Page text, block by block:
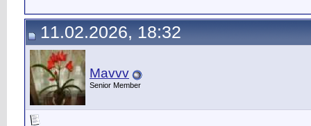
11.02.2026, 18:32
Mavvv
Senior Member